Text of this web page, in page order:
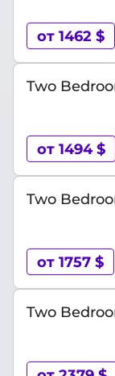
от 1462 $
Two
от 1494 $
Two
от 1757 $
Two